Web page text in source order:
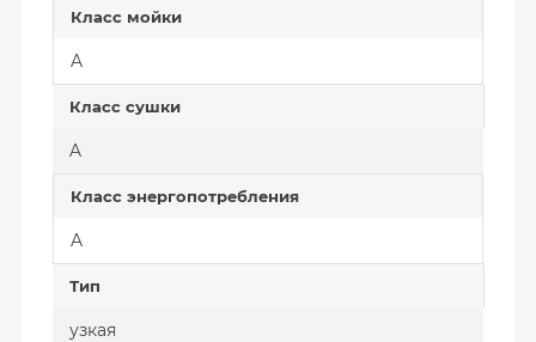
Класс мойки
A
Класс сушки
A
Класс энергопотребления
A
Тип
узкая